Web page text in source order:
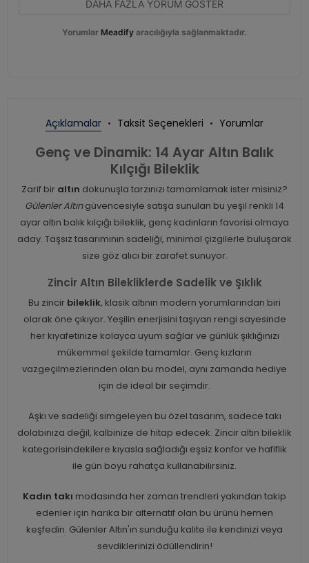
DAHA FAZLA YORUM GÖSTER
Yorumlar Meadify aracılığıyla sağlanmaktadır.
Açıklamalar Taksit Seçenekleri Yorumlar
Genç ve Dinamik: 14 Ayar Altın Balık
Kılçığı Bileklik
Zarif bir altın dokunuşla tarzınızı tamamlamak ister misiniz?
Gülenler Altıngüvencesiyle satışa sunulan bu yeşil renkli 14
ayar altın balık kılçığı bileklik, genç kadınların favorisi olmaya
aday. Taşsız tasarımının sadeliği, minimal çizgilerle buluşarak
size göz alıcı bir zarafet sunuyor.
Zincir Altın Bilekliklerde Sadelik ve Şıklık
Bu zincir bileklik, klasik altının modern yorumlarından biri
olarak öne çıkıyor. Yeşilin enerjisini taşıyan rengi sayesinde
her kıyafetinize kolayca uyum sağlar ve günlük şıklığınızı
mükemmel şekilde tamamlar. Genç kızların
vazgeçilmezlerinden olan bu model, aynı zamanda hediye
için de ideal bir seçimdir.
Aşkı ve sadeliği simgeleyen bu özel tasarım, sadece takı
dolabınıza değil, kalbinize de hitap edecek. Zincir altın bileklik
kategorisindekilere kıyasla sağladığı eşsiz konfor ve hafiflik
ile gün boyu rahatça kullanabilirsiniz.
Kadın takı modasında her zaman trendleri yakından takip
edenler için harika bir alternatif olan bu ürünü hemen
keşfedin. Gülenler Altın'ın sunduğu kalite ile kendinizi veya
sevdiklerinizi ödüllendirin!